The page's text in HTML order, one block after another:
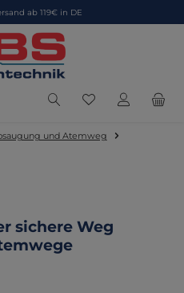
ab 119€ in DE
Du hast 0
und Atemweg
sichere Weg